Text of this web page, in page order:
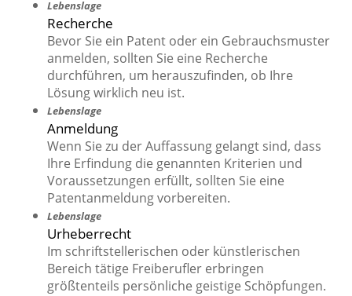
Lebenslage
Recherche
Bevor Sie ein Patent oder ein Gebrauchsmuster
anmelden, sollten Sie eine Recherche
durchführen, um herauszufinden, ob Ihre
Lösung wirklich neu ist.
Lebenslage
Anmeldung
Wenn Sie zu der Auffassung gelangt sind, dass
Ihre Erfindung die genannten Kriterien und
Voraussetzungen erfüllt, sollten Sie eine
Patentanmeldung vorbereiten.
Lebenslage
Urheberrecht
Im schriftstellerischen oder künstlerischen
Bereich tätige Freiberufler erbringen
größtenteils persönliche geistige Schöpfungen.